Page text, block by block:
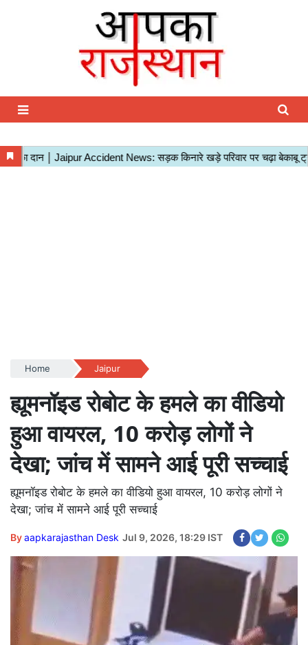
Home Jaipur
ह्यूमनॉइड रोबोट के हमले का वीडियो
हुआ वायरल, 10 करोड़ लोगों ने
देखा; जांच में सामने आई पूरी सच्चाई
ह्यूमनॉइड रोबोट के हमले का वीडियो हुआ वायरल, 10 करोड़ लोगों ने
देखा; जांच में सामने आई पूरी सच्चाई
Byaapkarajasthan Desk Jul 9, 2026, 18:29 IST